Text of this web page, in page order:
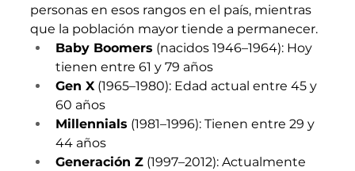
personas en esos rangos en el país, mientras
que la población mayor tiende a permanecer.
Baby Boomers (nacidos 1946–1964): Hoy
tienen entre 61 y 79 años
Gen X (1965–1980): Edad actual entre 45 y
60 años
Millennials (1981–1996): Tienen entre 29 y
44 años
Generación Z (1997–2012): Actualmente